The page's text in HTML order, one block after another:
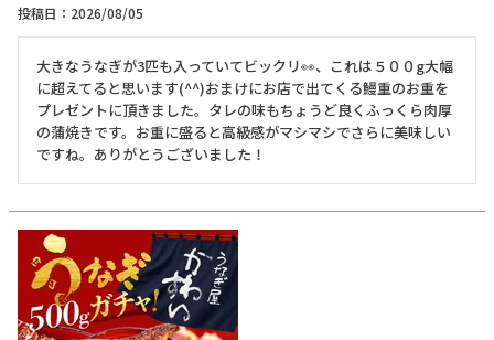
投稿日
2026/08/05
大きなうなぎが3匹も入っていてビックリ👀、これは５００g大幅
に超えてると思います(^^)おまけにお店で出てくる鰻重のお重を
プレゼントに頂きました。タレの味もちょうど良くふっくら肉厚
の蒲焼きです。お重に盛ると高級感がマシマシでさらに美味しい
ですね。ありがとうございました！